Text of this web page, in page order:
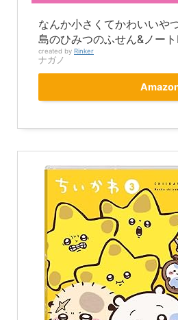
なんか小さくてかわいいや
島のひみつのふせん&ノー
created by Rinker
ナガノ